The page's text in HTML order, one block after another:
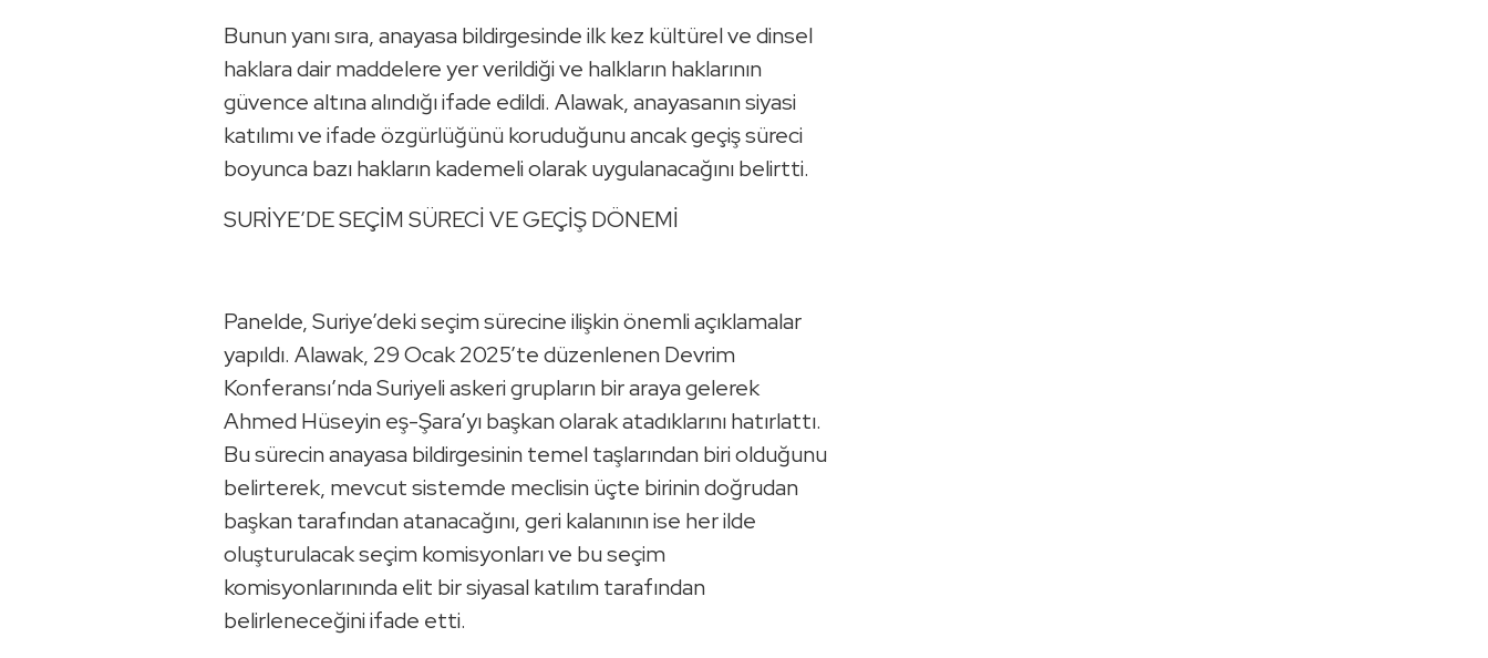
Bunun yanı sıra, anayasa bildirgesinde ilk kez kültürel ve dinsel
haklara dair maddelere yer verildiği ve halkların haklarının
güvence altına alındığı ifade edildi. Alawak, anayasanın siyasi
katılımı ve ifade özgürlüğünü koruduğunu ancak geçiş süreci
boyunca bazı hakların kademeli olarak uygulanacağını belirtti.
SURİYE’DE SEÇİM SÜRECİ VE GEÇİŞ DÖNEMİ
Panelde, Suriye’deki seçim sürecine ilişkin önemli açıklamalar
yapıldı. Alawak, 29 Ocak 2025’te düzenlenen Devrim
Konferansı’nda Suriyeli askeri grupların bir araya gelerek
Ahmed Hüseyin eş-Şara’yı başkan olarak atadıklarını hatırlattı.
Bu sürecin anayasa bildirgesinin temel taşlarından biri olduğunu
belirterek, mevcut sistemde meclisin üçte birinin doğrudan
başkan tarafından atanacağını, geri kalanının ise her ilde
oluşturulacak seçim komisyonları ve bu seçim
komisyonlarınında elit bir siyasal katılım tarafından
belirleneceğini ifade etti.